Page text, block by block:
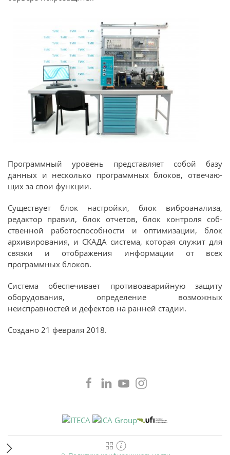
Программный уровень представляет собой базу
данных и несколько программных блоков, отвечаю-
щих за свои функции.
Существует блок настройки, блок виброанализа,
редактор правил, блок отчетов, блок контроля соб-
ственной работоспособности и оптимизации, блок
архивирования, и СКАДА система, которая служит для
связки и отображения информации от всех
программных блоков.
Система обеспечивает противоаварийную защиту
оборудования, определение возможных
неисправностей и дефектов на ранней стадии.
Создано 21 февраля 2018.